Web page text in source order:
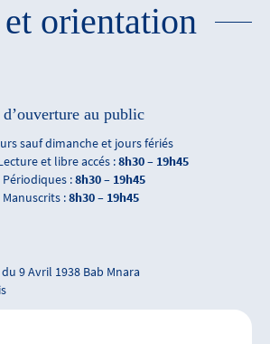
orientation
au public
sauf dimanche et jours fériés
et libre accés :8h30 – 19h45
Périodiques :8h30 – 19h45
:8h30 – 19h45
9 Avril 1938 Bab Mnara